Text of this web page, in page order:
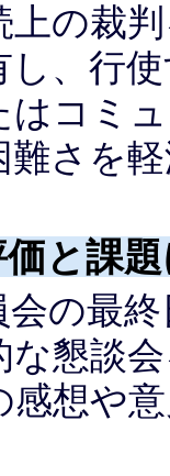
上の裁
し、行
はコミ
さを
価と課
の最
な懇談
感想や